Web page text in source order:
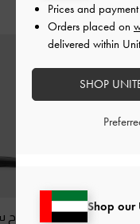
بسير
صندل
Shop our
Prices and
Orders placed on
delivered within
SHOP